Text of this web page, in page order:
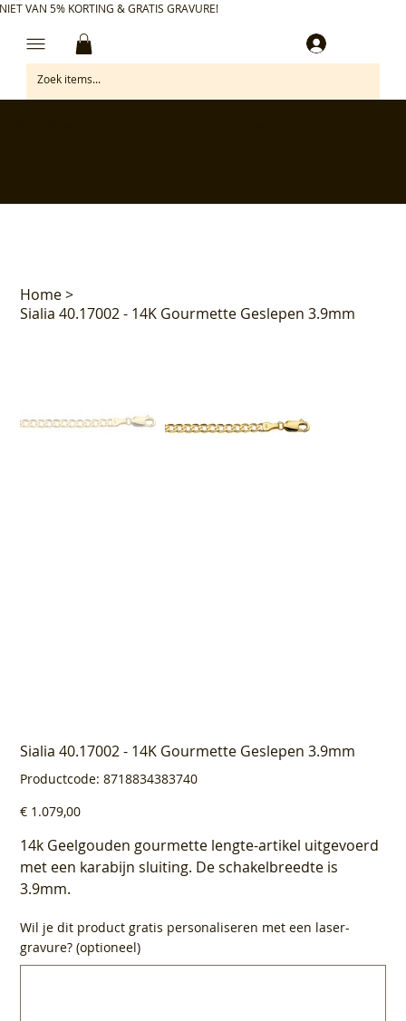
VAN 5% KORTING & GRATIS GRAVURE!
Home>
Sialia 40.17002 - 14K Gourmette Geslepen 3.9mm
Sialia 40.17002 - 14K Gourmette Geslepen 3.9mm
Productcode: Productcode
8718834383740
8718834383740
Prijs
€ 1.079,00
14k Geelgouden gourmette lengte-artikel uitgevoerd
met een karabijn sluiting. De schakelbreedte is
3.9mm.
Wil je dit product gratis personaliseren met een laser-
gravure? (optioneel)